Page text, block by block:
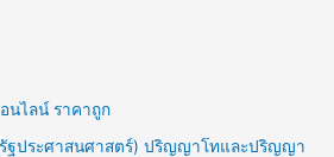
นไลน์ ราคาถูก
ฐประศาสนศาสตร์) ปริญญาโทและปริญญา